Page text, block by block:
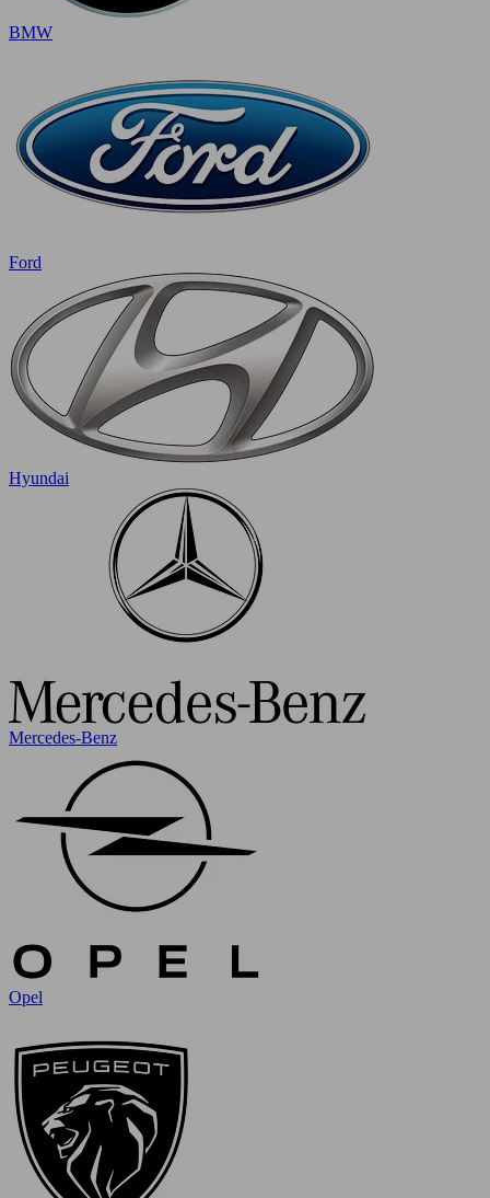
BMW
Ford
Hyundai
Mercedes-Benz
Opel